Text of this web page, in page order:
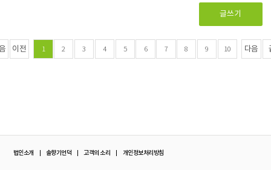
이전 1 2 3 4 5 6 7 8 9 10 다음
글쓰기
법인소개 솔향기언덕 고객의 소리 개인정보처리방침